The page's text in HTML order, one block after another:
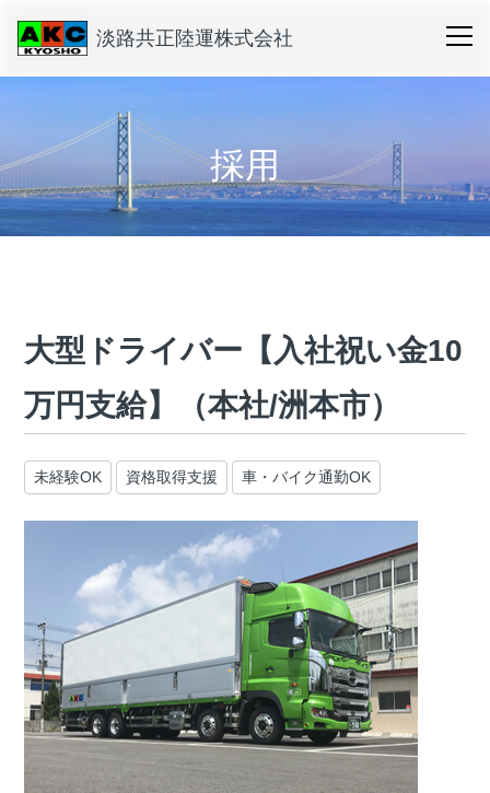
淡路共正陸運株式会社
採用
大型ドライバー【入社祝い金10
万円支給】（本社/洲本市）
未経験OK 資格取得支援 車・バイク通勤OK